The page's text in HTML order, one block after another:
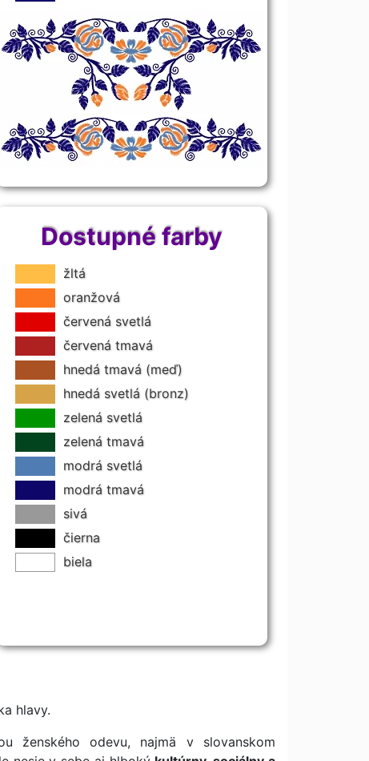
Dostupné farby
žltá
oranžová
červená svetlá
červená tmavá
hnedá tmavá (meď)
hnedá svetlá (bronz)
zelená svetlá
zelená tmavá
modrá svetlá
modrá tmavá
sivá
čierna
biela
hlavy.
ženského odevu, najmä v slovanskom